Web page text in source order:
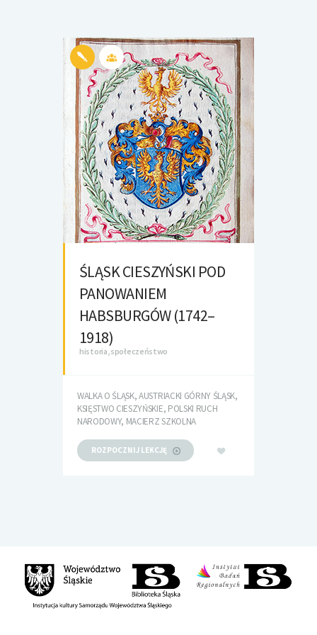
ŚLĄSK CIESZYŃSKI POD
PANOWANIEM
HABSBURGÓW (1742–
1918)
historia, społeczeństwo
WALKA O ŚLĄSK, AUSTRIACKI GÓRNY ŚLĄSK,
KSIĘSTWO CIESZYŃSKIE, POLSKI RUCH
NARODOWY, MACIERZ SZKOLNA
ROZPOCZNIJ LEKCJĘ